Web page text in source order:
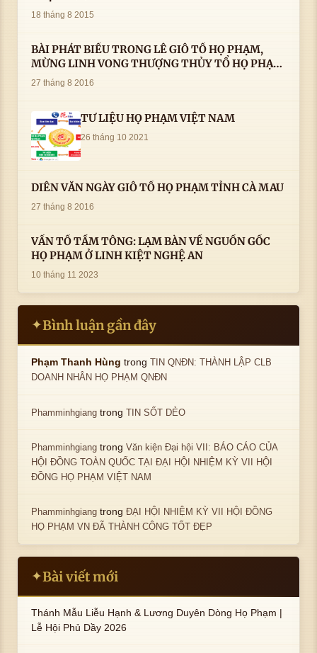
18 tháng 8 2015
BÀI PHÁT BIỂU TRONG LÊ GIỖ TỔ HỌ PHẠM,
MỪNG LINH VONG THƯỢNG THỦY TỔ HỌ PHẠM
AN VỊ TAI CÀ MAU- ( 22/8/2016) CỦA LS.TS.NV.
27 tháng 8 2016
TƯ LIỆU HỌ PHẠM VIỆT NAM
26 tháng 10 2021
DIỄN VĂN NGÀY GIỖ TỔ HỌ PHẠM TỈNH CÀ MAU
27 tháng 8 2016
VẤN TỔ TẦM TÔNG: LẠM BÀN VỀ NGUỒN GỐC
HỌ PHẠM Ở LINH KIỆT NGHỆ AN
10 tháng 11 2023
✦Bình luận gần đây
Phạm Thanh Hùng trongTIN QNĐN: THÀNH LẬP CLB
DOANH NHÂN HỌ PHẠM QNĐN
Phamminhgiang trongTIN SỐT DẺO
Phamminhgiang trongVăn kiện Đại hội VII: BÁO CÁO CỦA
HỘI ĐỒNG TOÀN QUỐC TẠI ĐẠI HỘI NHIỆM KỲ VII HỘI
ĐỒNG HỌ PHẠM VIỆT NAM
Phamminhgiang trongĐẠI HỘI NHIỆM KỲ VII HỘI ĐỒNG
HỌ PHẠM VN ĐÃ THÀNH CÔNG TỐT ĐẸP
✦Bài viết mới
Thánh Mẫu Liễu Hạnh & Lương Duyên Dòng Họ Phạm |
Lễ Hội Phủ Dầy 2026